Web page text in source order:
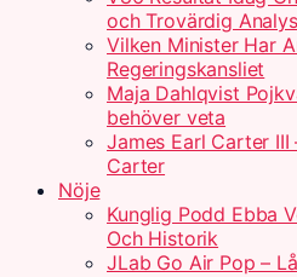
och Trovärdig Analys
Vilken Minister Har
Regeringskansliet
Maja Dahlqvist
behöver veta
James Earl Carter
Carter
Nöje
Kunglig Podd Ebba
Och Historik
JLab Go Air Pop –